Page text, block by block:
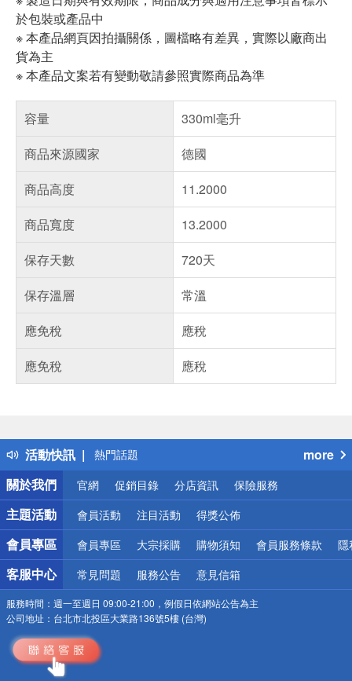
於包裝或產品中
※ 本產品網頁因拍攝關係，圖檔略有差異，實際以廠商出
貨為主
※ 本產品文案若有變動敬請參照實際商品為準
容量
330ml毫升
商品來源國家
德國
商品高度
11.2000
商品寬度
13.2000
保存天數
720天
保存溫層
常溫
應免稅
應稅
應免稅
應稅
活動快訊
得獎公告
熱門話題
銀行優惠
偏遠地區配送
詐騙網頁！請小心！
more
關於我們
官網 促銷目錄 分店資訊 保險服務
主題活動 會員活動 注目活動 得獎公佈
會員專區 會員專區 大宗採購 購物須知 會員服務條款 隱
客服中心 常見問題 服務公告 意見信箱
服務時間： 週一至週日 09:00-21:00，例假日依網站公告為主
公司地址： 台北市北投區大業路136號5樓 (台灣)